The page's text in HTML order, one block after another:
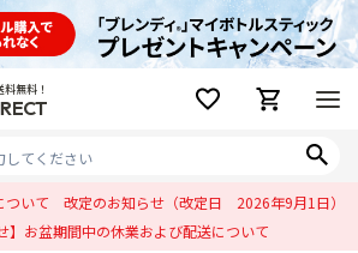
無料！
ついて 改定のお知らせ（改定日 2026年9月1日）
】お盆期間中の休業および配送について